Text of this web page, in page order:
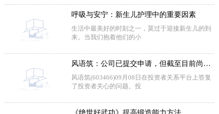
呼吸与安宁：新生儿护理中的重要因素
生活中最美好的时刻之一，莫过于迎接新生儿的到
来。当我们抱着他们的小
风语筑：公司已提交申请，但截至目前尚未得到相关信息反馈
风语筑(603466)09月08日在投资者关系平台上答复
了投资者关心的问题。投
《绝世好武功》提高锻造能力方法